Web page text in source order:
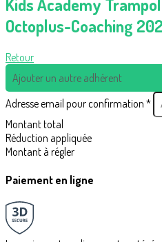
Kids Academy
Octoplus-Coaching
Retour
Ajouter un autre adhérent
Adresse email pour confirmation *
Montant total
Réduction appliquée
Montant à régler
Paiement en ligne